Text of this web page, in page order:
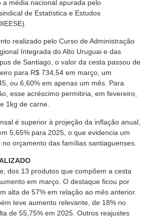
a média nacional apurada pelo
de Estatística e Estudos
realizado pelo Curso de Administração
Integrada do Alto Uruguai e das
de Santiago, o valor da cesta passou de
para R$ 734,54 em março, um
ou 6,60% em apenas um mês. Para
esse acréscimo permitiria, em fevereiro,
1kg de carne.
é superior à projeção da inflação anual,
5,65% para 2025, o que evidencia um
orçamento das famílias santiaguenses.
dos 13 produtos que compõem a cesta
em março. O destaque ficou por
alta de 57% em relação ao mês anterior.
teve aumento relevante, de 18% no
de 55,75% em 2025. Outros reajustes